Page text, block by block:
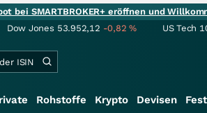
bei SMARTBROKER+ eröffnen und
Dow Jones 53.952,12 -0,82% US Tech
Rohstoffe Krypto Devisen